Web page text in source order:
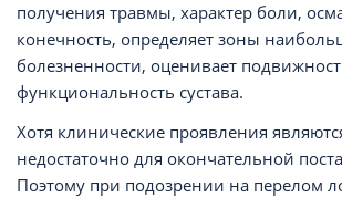
получения травмы, характер боли,
конечность, определяет зоны
болезненности, оценивает
функциональность сустава.
Хотя клинические проявления
недостаточно для окончательной
Поэтому при подозрении на перелом